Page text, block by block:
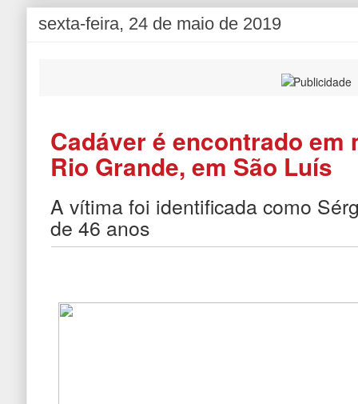
sexta-feira, 24 de maio de 2019
Cadáver é encontrado em
Rio Grande, em São Luís
A vítima foi identificada como
de 46 anos